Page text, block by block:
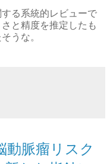
る系統的レビューで
と精度を推定したも
うな。
動脈瘤リスク